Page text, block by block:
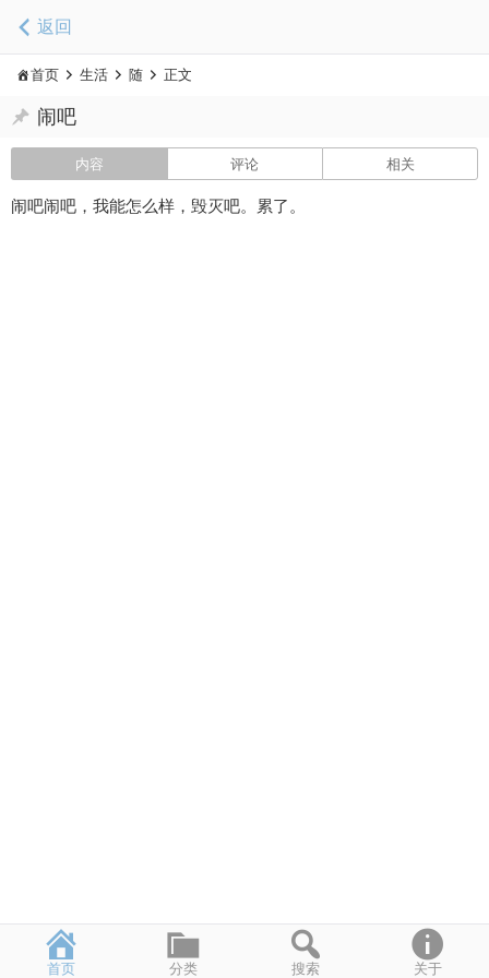
返回
首页 生活 随 正文
闹吧
内容 评论 相关
闹吧闹吧，我能怎么样，毁灭吧。累了。
首页 分类 搜索 关于